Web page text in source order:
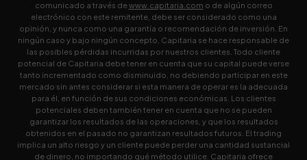
comunicado a través dewww.capitaria.com o de algún correo
electrónico con este remitente, debe ser considerado como una
opinión, y nunca como una garantía o recomendación de inversión. En
ningún caso y bajo ningún concepto, Capitaria se hace responsable de
las posibles pérdidas incurridas por nuestros clientes. Todo cliente
potencial de Capitaria debe tener en cuenta que su capital puede verse
tanto incrementado como disminuido, no debiendo participar en este
mercado sin antes considerar si esta manera de operar es la adecuada
para él, en función de sus condiciones económicas. Los clientes
potenciales deben también tener en cuenta que no se pueden
garantizar los resultados de las operaciones, y que los resultados
obtenidos en el pasado no garantizan resultados futuros. El trading
implica un alto riesgo y un cliente puede perder una cantidad sustancial
de dinero, no importando qué método utilice. Capitaria ofrece